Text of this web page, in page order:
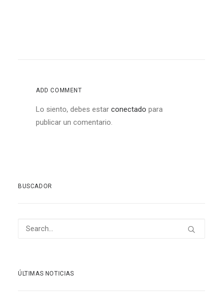
ADD COMMENT
Lo siento, debes estar conectado para
publicar un comentario.
BUSCADOR
ÚLTIMAS NOTICIAS